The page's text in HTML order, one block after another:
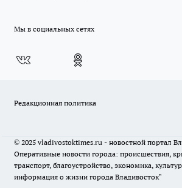
Мы в социальных сетях
Редакционная политика
© 2025 vladivostoktimes.ru - новостной портал
Оперативные новости города: происшествия,
транспорт, благоустройство, экономика,
информация о жизни города Владивосток"